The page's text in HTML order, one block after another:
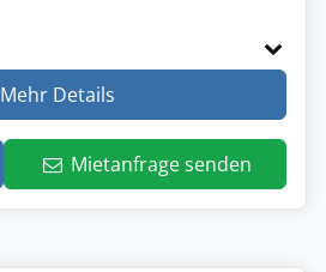
Mehr Details
Mietanfrage senden